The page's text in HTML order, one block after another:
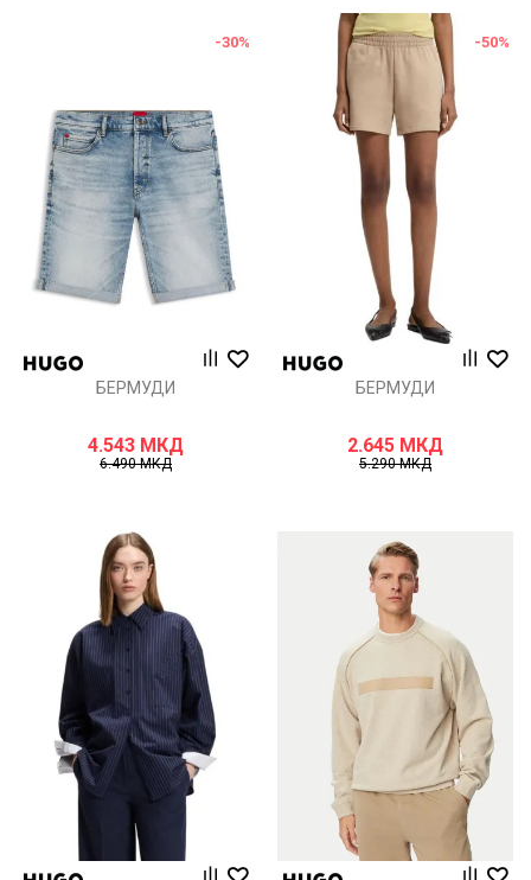
-30%
БЕРМУДИ
4.543 МКД
6.490МКД
-50%
БЕРМУДИ
2.645 МКД
5.290МКД